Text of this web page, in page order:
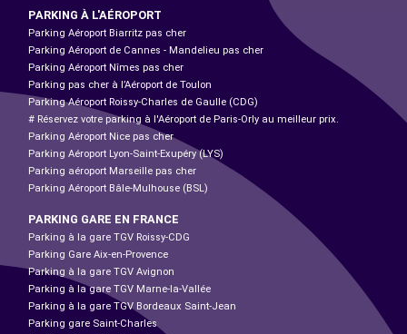
PARKING À L'AÉROPORT
Parking Aéroport Biarritz pas cher
Parking Aéroport de Cannes - Mandelieu pas cher
Parking Aéroport Nîmes pas cher
Parking pas cher à l’Aéroport de Toulon
Parking Aéroport Roissy-Charles de Gaulle (CDG)
# Réservez votre parking à l'Aéroport de Paris-Orly au meilleur prix.
Parking Aéroport Nice pas cher
Parking Aéroport Lyon-Saint-Exupéry (LYS)
Parking aéroport Marseille pas cher
Parking Aéroport Bâle-Mulhouse (BSL)
PARKING GARE EN FRANCE
Parking à la gare TGV Roissy-CDG
Parking Gare Aix-en-Provence
Parking à la gare TGV Avignon
Parking à la gare TGV Marne-la-Vallée
Parking à la gare TGV Bordeaux Saint-Jean
Parking gare Saint-Charles